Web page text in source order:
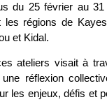
du 25 février au
régions de
et Kidal.
ateliers visait à
réflexion
les enjeux, défis et